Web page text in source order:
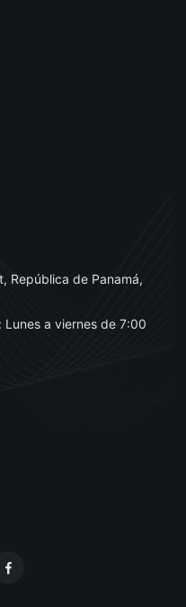
República de Panamá,
a viernes de 7:00